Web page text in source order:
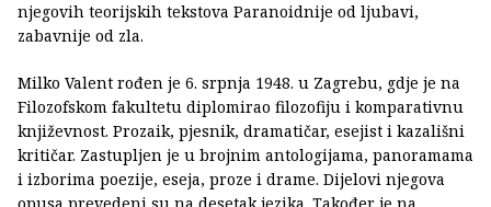
njegovih teorijskih tekstova Paranoidnije od ljubavi,
zabavnije od zla.
Milko Valent rođen je 6. srpnja 1948. u Zagrebu, gdje je na
Filozofskom fakultetu diplomirao filozofiju i komparativnu
književnost. Prozaik, pjesnik, dramatičar, esejist i kazališni
kritičar. Zastupljen je u brojnim antologijama, panoramama
i izborima poezije, eseja, proze i drame. Dijelovi njegova